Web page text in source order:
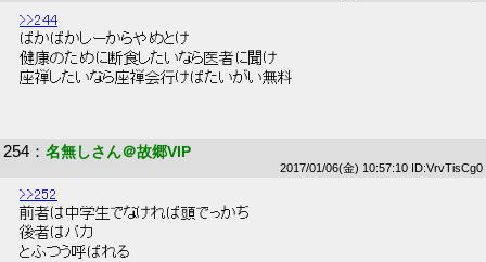
>>244
ばかばかしーからやめとけ
健康のために断食したいなら医者に聞け
座禅したいなら座禅会行けばたいがい無料
254 ： 名無しさん＠故郷VIP
2017/01/06(金) 10:57:10 ID:VrvTisCg0
>>252
前者は中学生でなければ頭でっかち
後者はバカ
とふつう呼ばれる